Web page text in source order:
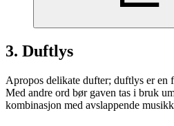
3. Duftlys
Apropos delikate dufter; duftlys er en
Med andre ord bør gaven tas i bruk
kombinasjon med avslappende